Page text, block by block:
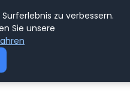
zu verbessern.
Sie unsere